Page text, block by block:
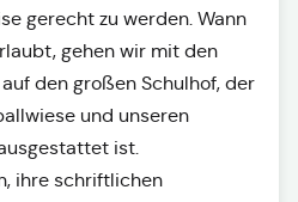
gerecht zu werden. Wann
gehen wir mit den
auf den großen Schulhof, der
und unseren
ist.
ihre schriftlichen